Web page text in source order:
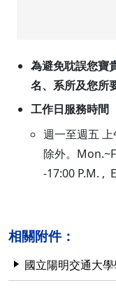
為避免耽誤您寶
名、系所及您所
工作日服務時
週一至週五
除外。
-17:00 P.M. ,
相關附件：
國立陽明交通大